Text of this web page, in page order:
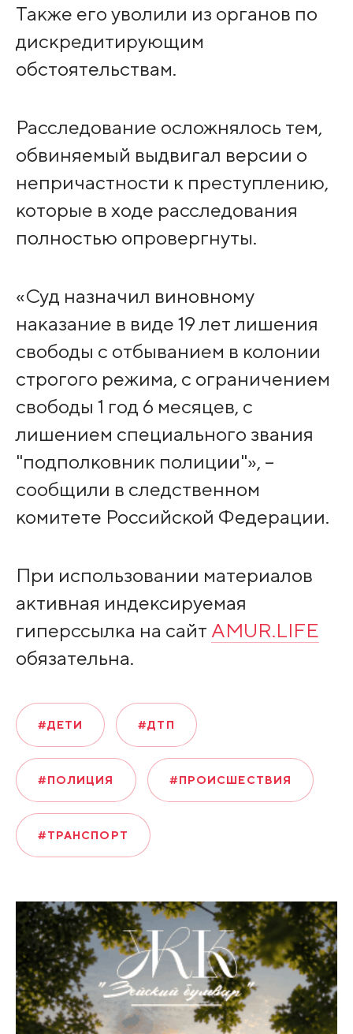
Также его уволили из органов по
дискредитирующим
обстоятельствам.
Расследование осложнялось тем,
обвиняемый выдвигал версии о
непричастности к преступлению,
которые в ходе расследования
полностью опровергнуты.
«Суд назначил виновному
наказание в виде 19 лет лишения
свободы с отбыванием в колонии
строгого режима, с ограничением
свободы 1 год 6 месяцев, с
лишением специального звания
"подполковник полиции"», –
сообщили в следственном
комитете Российской Федерации.
При использовании материалов
активная индексируемая
гиперссылка на сайт AMUR.LIFE
обязательна.
#ДЕТИ #ДТП
#ПОЛИЦИЯ #ПРОИСШЕСТВИЯ
#ТРАНСПОРТ